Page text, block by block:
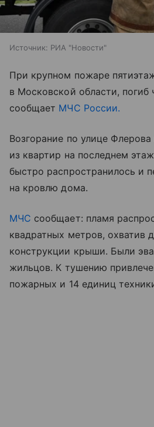
Источник: РИА "Новости"
При крупном пожаре
в Московской области, погиб
сообщает МЧС России.
Возгорание по улице
из квартир на последнем
быстро распространилось и
на кровлю дома.
МЧС сообщает: пламя
квадратных метров, охватив
конструкции крыши. Были
жильцов. К тушению
пожарных и 14 единиц